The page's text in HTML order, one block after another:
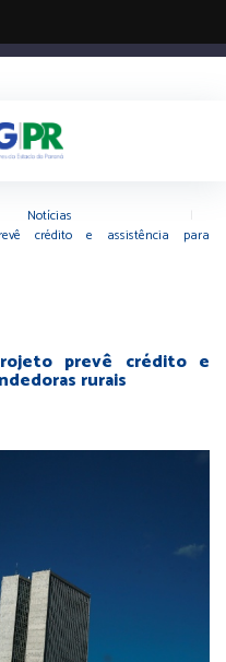
Notícias
crédito e assistência para
prevê crédito e
rurais